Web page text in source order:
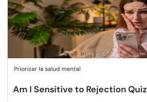
Priorizar la salud mental
Am I Sensitive to Rejection Quiz